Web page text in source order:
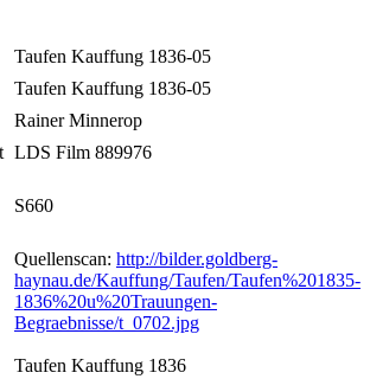
Taufen Kauffung 1836-05
Taufen Kauffung 1836-05
Rainer Minnerop
LDS Film 889976
S660
Quellenscan: http://bilder.goldberg-
haynau.de/Kauffung/Taufen/Taufen%201835-
1836%20u%20Trauungen-
Begraebnisse/t_0702.jpg
Taufen Kauffung 1836